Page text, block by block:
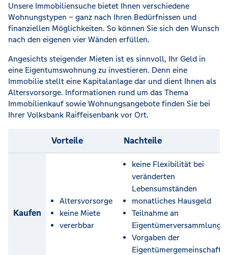
Unsere Immobiliensuche bietet Ihnen verschiedene
Wohnungstypen – ganz nach Ihren Bedürfnissen und
finanziellen Möglichkeiten. So können Sie sich den Wunsch
nach den eigenen vier Wänden erfüllen.
Angesichts steigender Mieten ist es sinnvoll, Ihr Geld in
eine Eigentumswohnung zu investieren. Denn eine
Immobilie stellt eine Kapitalanlage dar und dient Ihnen als
Altersvorsorge. Informationen rund um das Thema
Immobilienkauf sowie Wohnungsangebote finden Sie bei
Ihrer Volksbank Raiffeisenbank vor Ort.
Vorteile Nachteile
Kaufen
Altersvorsorge
keine Miete
vererbbar
keine Flexibilität bei
veränderten
Lebensumständen
monatliches Hausgeld
Teilnahme an
Vorgaben der
Eigentümergemeinschaft